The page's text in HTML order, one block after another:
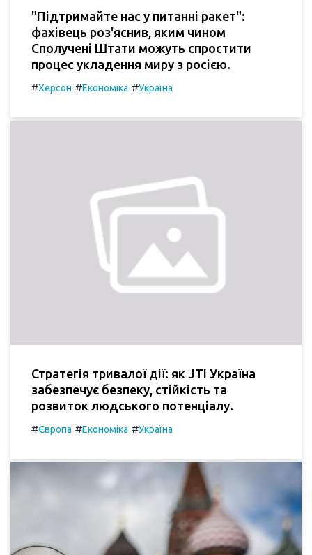
"Підтримайте нас у питанні ракет":
фахівець роз'яснив, яким чином
Сполучені Штати можуть спростити
процес укладення миру з росією.
#Херсон #Економіка #Україна
Стратегія тривалої дії: як JTI Україна
забезпечує безпеку, стійкість та
розвиток людського потенціалу.
#Європа #Економіка #Україна